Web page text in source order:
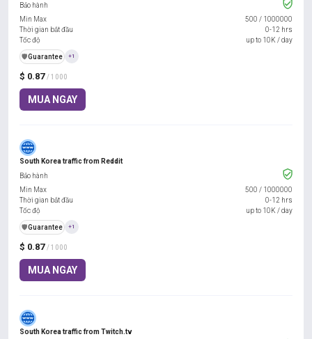
$ 0.87 / 1000
MUA NGAY
Bảo hành
Min Max
500 / 1000000
Thời gian bắt đầu
0-12 hrs
Tốc độ
up to 10K / day
️🛡️Guarantee +1
South Korea traffic from Reddit
$ 0.87 / 1000
MUA NGAY
Bảo hành
Min Max
500 / 1000000
Thời gian bắt đầu
0-12 hrs
Tốc độ
up to 10K / day
️🛡️Guarantee +1
South Korea traffic from Twitch.tv